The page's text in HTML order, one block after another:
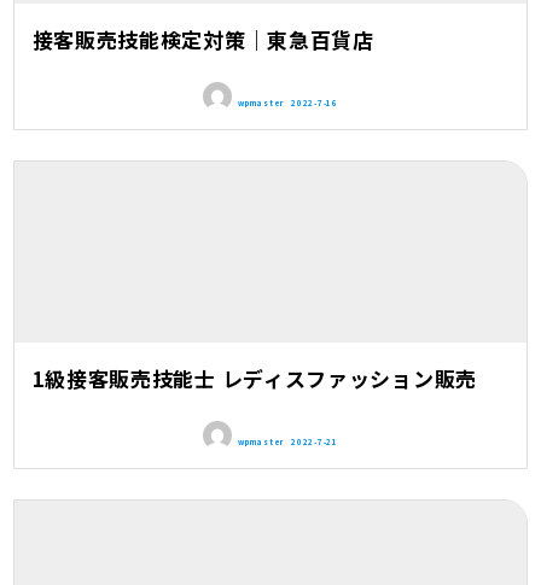
接客販売技能検定対策｜東急百貨店
wpmaster 2022-7-16
1級接客販売技能士 レディスファッション販売
wpmaster 2022-7-21